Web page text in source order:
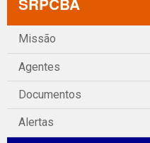
Missão
Agentes
Documentos
Alertas